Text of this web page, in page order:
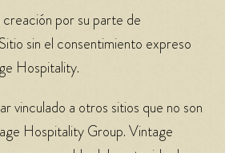
por su parte de
sin el consentimiento expreso
Hospitality.
vinculado a otros sitios que no son
Hospitality Group. Vintage